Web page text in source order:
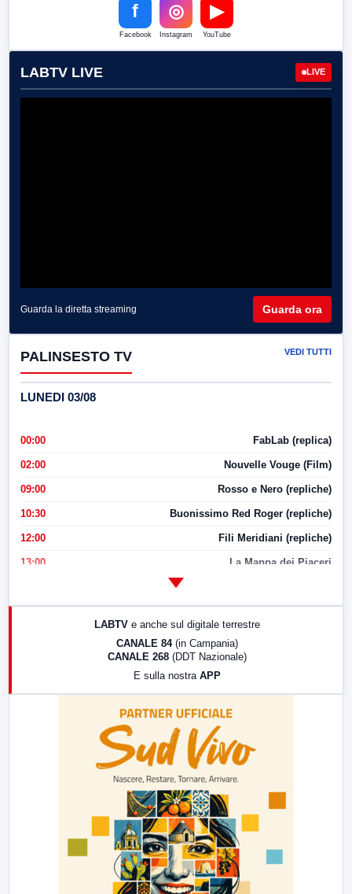
f
Facebook
◎
Instagram
▶
YouTube
LABTV LIVE LIVE
Guarda la diretta streaming Guarda ora
PALINSESTO TV VEDI TUTTI
LUNEDI 03/08
00:00 FabLab (replica)
02:00 Nouvelle Vouge (Film)
09:00 Rosso e Nero (repliche)
10:30 Buonissimo Red Roger (repliche)
12:00 Fili Meridiani (repliche)
13:00 La Mappa dei Piaceri
LABTV e anche sul digitale terrestre
CANALE 84 (in Campania)
CANALE 268 (DDT Nazionale)
E sulla nostra APP